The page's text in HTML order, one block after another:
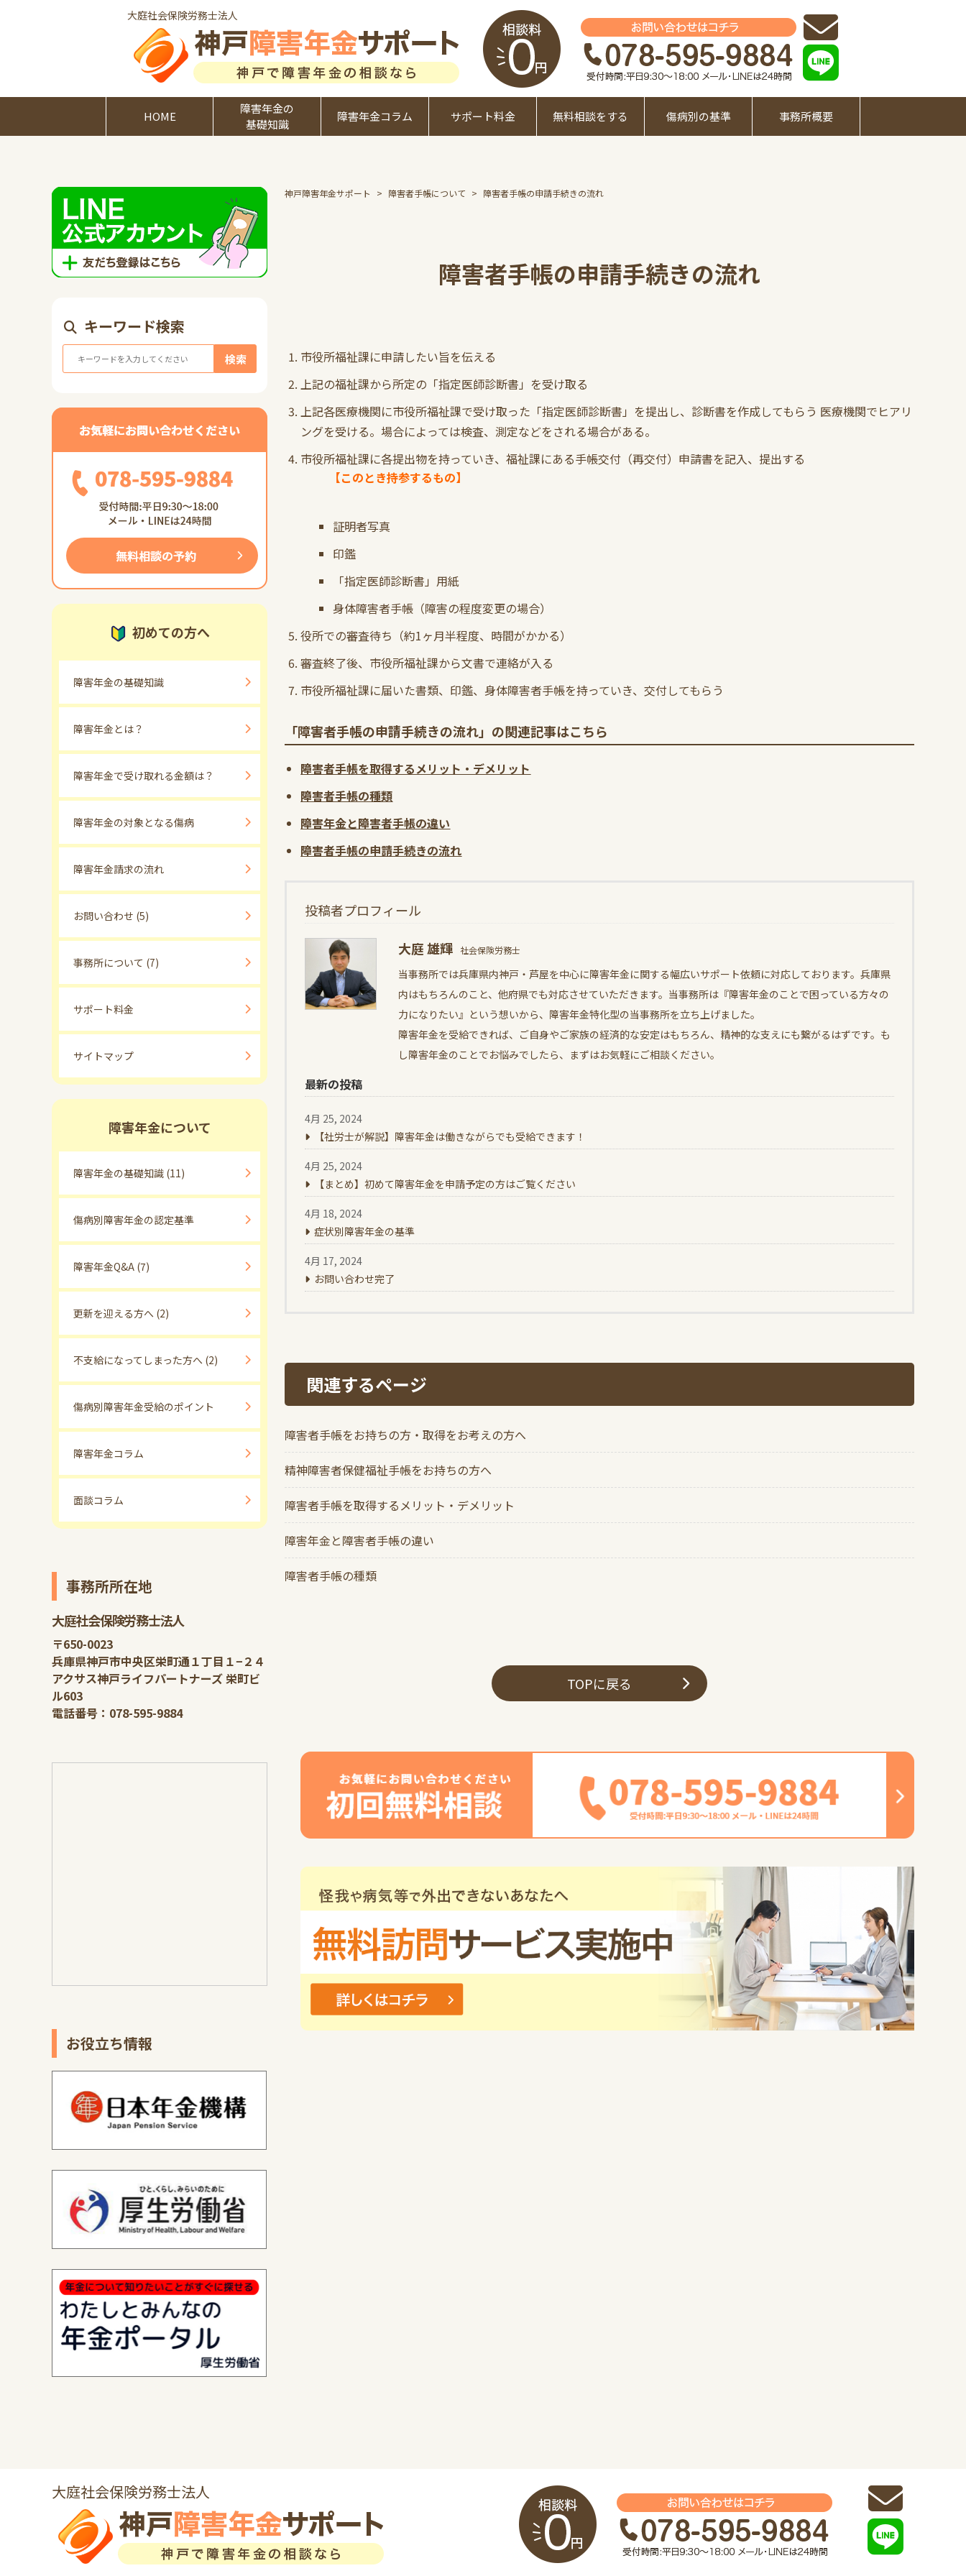
大庭社会保険労務士法人
HOME
障害年金の
基礎知識
障害年金コラム サポート料金 無料相談をする 傷病別の基準 事務所概要
神戸障害年金サポート 障害者手帳について 障害者手帳の申請手続きの流れ
障害者手帳の申請手続きの流れ
市役所福祉課に申請したい旨を伝える
上記の福祉課から所定の「指定医師診断書」を受け取る
上記各医療機関に市役所福祉課で受け取った「指定医師診断書」を提出し、診断書を作成してもらう 医療機関でヒアリ
ングを受ける。場合によっては検査、測定などをされる場合がある。
市役所福祉課に各提出物を持っていき、福祉課にある手帳交付（再交付）申請書を記入、提出する
【このとき持参するもの】
証明者写真
印鑑
「指定医師診断書」用紙
身体障害者手帳（障害の程度変更の場合）
役所での審査待ち（約1ヶ月半程度、時間がかかる）
審査終了後、市役所福祉課から文書で連絡が入る
市役所福祉課に届いた書類、印鑑、身体障害者手帳を持っていき、交付してもらう
「障害者手帳の申請手続きの流れ」の関連記事はこちら
障害者手帳を取得するメリット・デメリット
障害者手帳の種類
障害年金と障害者手帳の違い
障害者手帳の申請手続きの流れ
投稿者プロフィール
大庭 雄輝 社会保険労務士
当事務所では兵庫県内神戸・芦屋を中心に障害年金に関する幅広いサポート依頼に対応しております。兵庫県
内はもちろんのこと、他府県でも対応させていただきます。当事務所は『障害年金のことで困っている方々の
力になりたい』という想いから、障害年金特化型の当事務所を立ち上げました。
障害年金を受給できれば、ご自身やご家族の経済的な安定はもちろん、精神的な支えにも繋がるはずです。も
し障害年金のことでお悩みでしたら、まずはお気軽にご相談ください。
最新の投稿
4月 25, 2024
【社労士が解説】障害年金は働きながらでも受給できます！
4月 25, 2024
【まとめ】初めて障害年金を申請予定の方はご覧ください
4月 18, 2024
症状別障害年金の基準
4月 17, 2024
お問い合わせ完了
関連するページ
障害者手帳をお持ちの方・取得をお考えの方へ
精神障害者保健福祉手帳をお持ちの方へ
障害者手帳を取得するメリット・デメリット
障害年金と障害者手帳の違い
障害者手帳の種類
TOPに戻る
キーワード検索
検索
初めての方へ
障害年金の基礎知識
障害年金とは？
障害年金で受け取れる金額は？
障害年金の対象となる傷病
障害年金請求の流れ
お問い合わせ (5)
事務所について (7)
サポート料金
サイトマップ
障害年金について
障害年金の基礎知識 (11)
傷病別障害年金の認定基準
障害年金Q&A (7)
更新を迎える方へ (2)
不支給になってしまった方へ (2)
傷病別障害年金受給のポイント
障害年金コラム
面談コラム
事務所所在地
大庭社会保険労務士法人
〒650-0023
兵庫県神戸市中央区栄町通１丁目１−２４
アクサス神戸ライフパートナーズ 栄町ビ
ル603
電話番号：078-595-9884
お役立ち情報
大庭社会保険労務士法人